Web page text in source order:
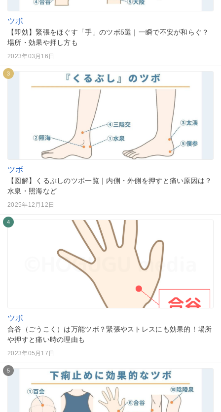
ツボ
【即効】緊張をほぐす「手」のツボ5選｜一瞬で不安が和らぐ？
場所・効果や押し方も
2023年03月16日
3
ツボ
【図解】くるぶしのツボ一覧｜内側・外側を押すと痛い原因は？
水泉・照海など
2025年12月12日
4
ツボ
合谷（ごうこく）は万能ツボ？緊張やストレスにも効果的！場所
や押すと痛い時の理由も
2023年05月17日
5